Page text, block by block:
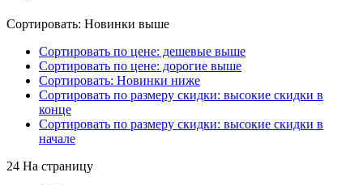
Сортировать: Новинки выше
Сортировать по цене: дешевые выше
Сортировать по цене: дорогие выше
Сортировать: Новинки ниже
Сортировать по размеру скидки: высокие скидки в
конце
Сортировать по размеру скидки: высокие скидки в
начале
24 На страницу